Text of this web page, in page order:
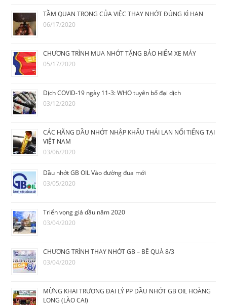
TẦM QUAN TRỌNG CỦA VIỆC THAY NHỚT ĐÚNG KÌ HẠN
06/17/2020
CHƯƠNG TRÌNH MUA NHỚT TẶNG BẢO HIỂM XE MÁY
05/17/2020
Dịch COVID-19 ngày 11-3: WHO tuyên bố đại dịch
03/12/2020
CÁC HÃNG DẦU NHỚT NHẬP KHẨU THÁI LAN NỔI TIẾNG TẠI
VIỆT NAM
03/06/2020
Dầu nhớt GB OIL Vào đường đua mới
03/05/2020
Triển vọng giá dầu năm 2020
03/04/2020
CHƯƠNG TRÌNH THAY NHỚT GB – BÊ QUÀ 8/3
03/04/2020
MỪNG KHAI TRƯƠNG ĐẠI LÝ PP DẦU NHỚT GB OIL HOÀNG
LONG (LÀO CAI)